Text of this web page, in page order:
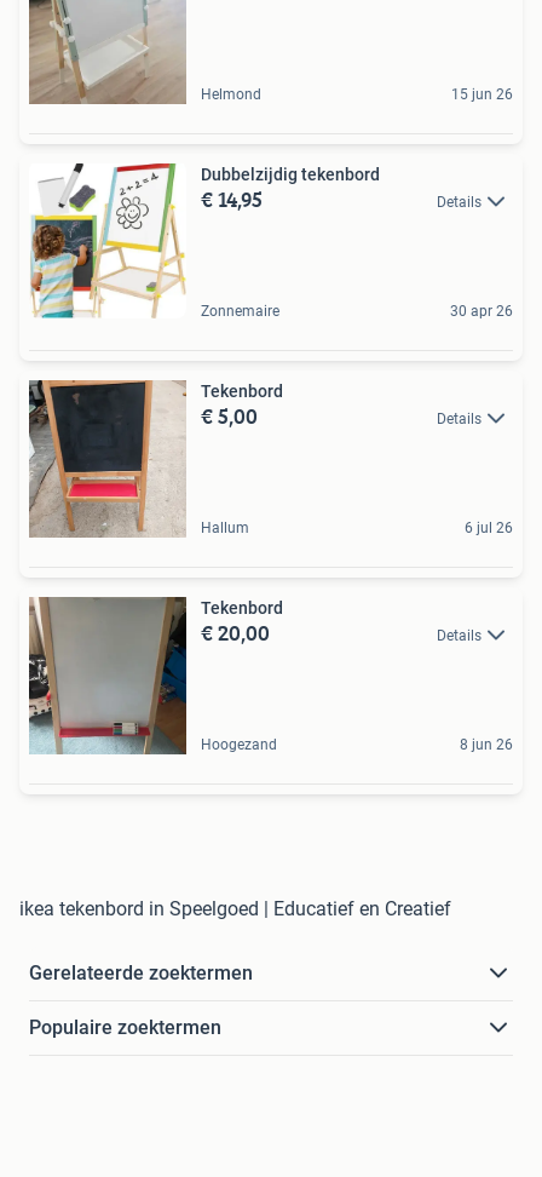
Helmond 15 jun 26
Dubbelzijdig tekenbord
€ 14,95 Details
Zonnemaire 30 apr 26
Tekenbord
€ 5,00 Details
Hallum 6 jul 26
Tekenbord
€ 20,00 Details
Hoogezand 8 jun 26
ikea tekenbord in Speelgoed | Educatief en Creatief
Gerelateerde zoektermen
Populaire zoektermen